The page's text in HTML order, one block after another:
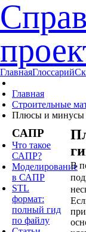
ГлавнаяГлоссарий
Главная
Строительные
Плюсы и минусы
САПР
Что такое
САПР?
Моделирование
в САПР
STL
формат:
полный гид
по файлу
В